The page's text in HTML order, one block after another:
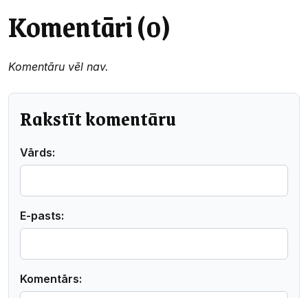
Komentāri (0)
Komentāru vēl nav.
Rakstīt komentāru
Vārds:
E-pasts:
Komentārs: